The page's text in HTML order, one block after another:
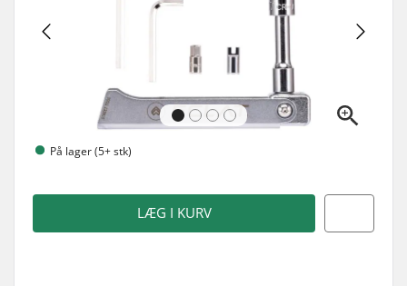
På lager (5+ stk)
LÆG I KURV